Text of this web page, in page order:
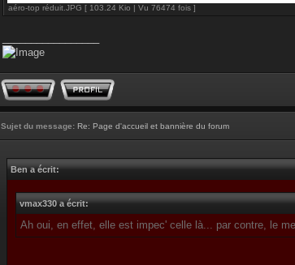
aéro-top réduit.JPG [ 103.24 Kio | Vu 76474 fois ]
Sujet du message: Re: Page d'accueil et bannière du forum
Ben a écrit:
vmax330 a écrit:
Ah oui, en effet, elle est impec' celle là... par contre, le